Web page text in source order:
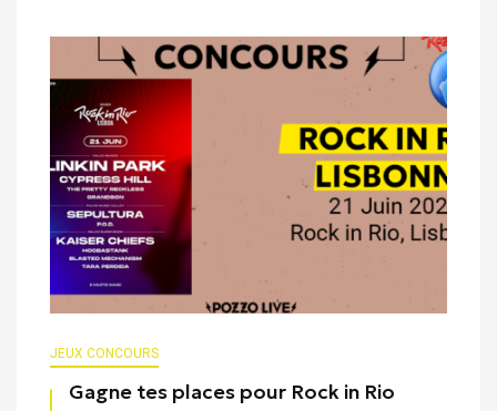
JEUX CONCOURS
Gagne tes places pour Rock in Rio